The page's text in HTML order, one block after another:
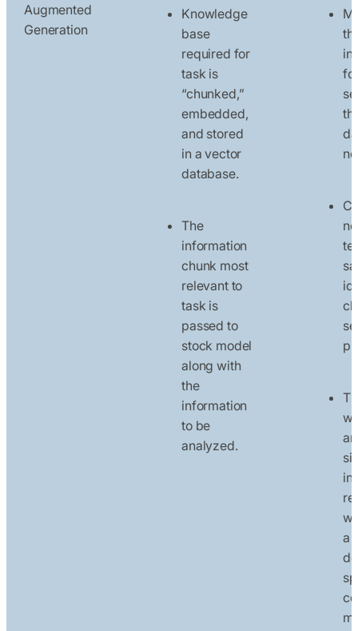
Augmented
Generation
Knowledge
base
required for
task is
“chunked,”
embedded,
and stored
in a vector
database.
The
information
chunk most
relevant to
task is
passed to
stock model
along with
the
information
to be
analyzed.
a